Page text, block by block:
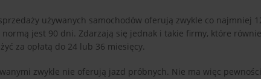
używanych samochodów oferują zwykle co najmniej
jest 90 dni. Zdarzają się jednak i takie firmy, które
za opłatą do 24 lub 36 miesięcy.
zwykle nie oferują jazd próbnych. Nie ma więc